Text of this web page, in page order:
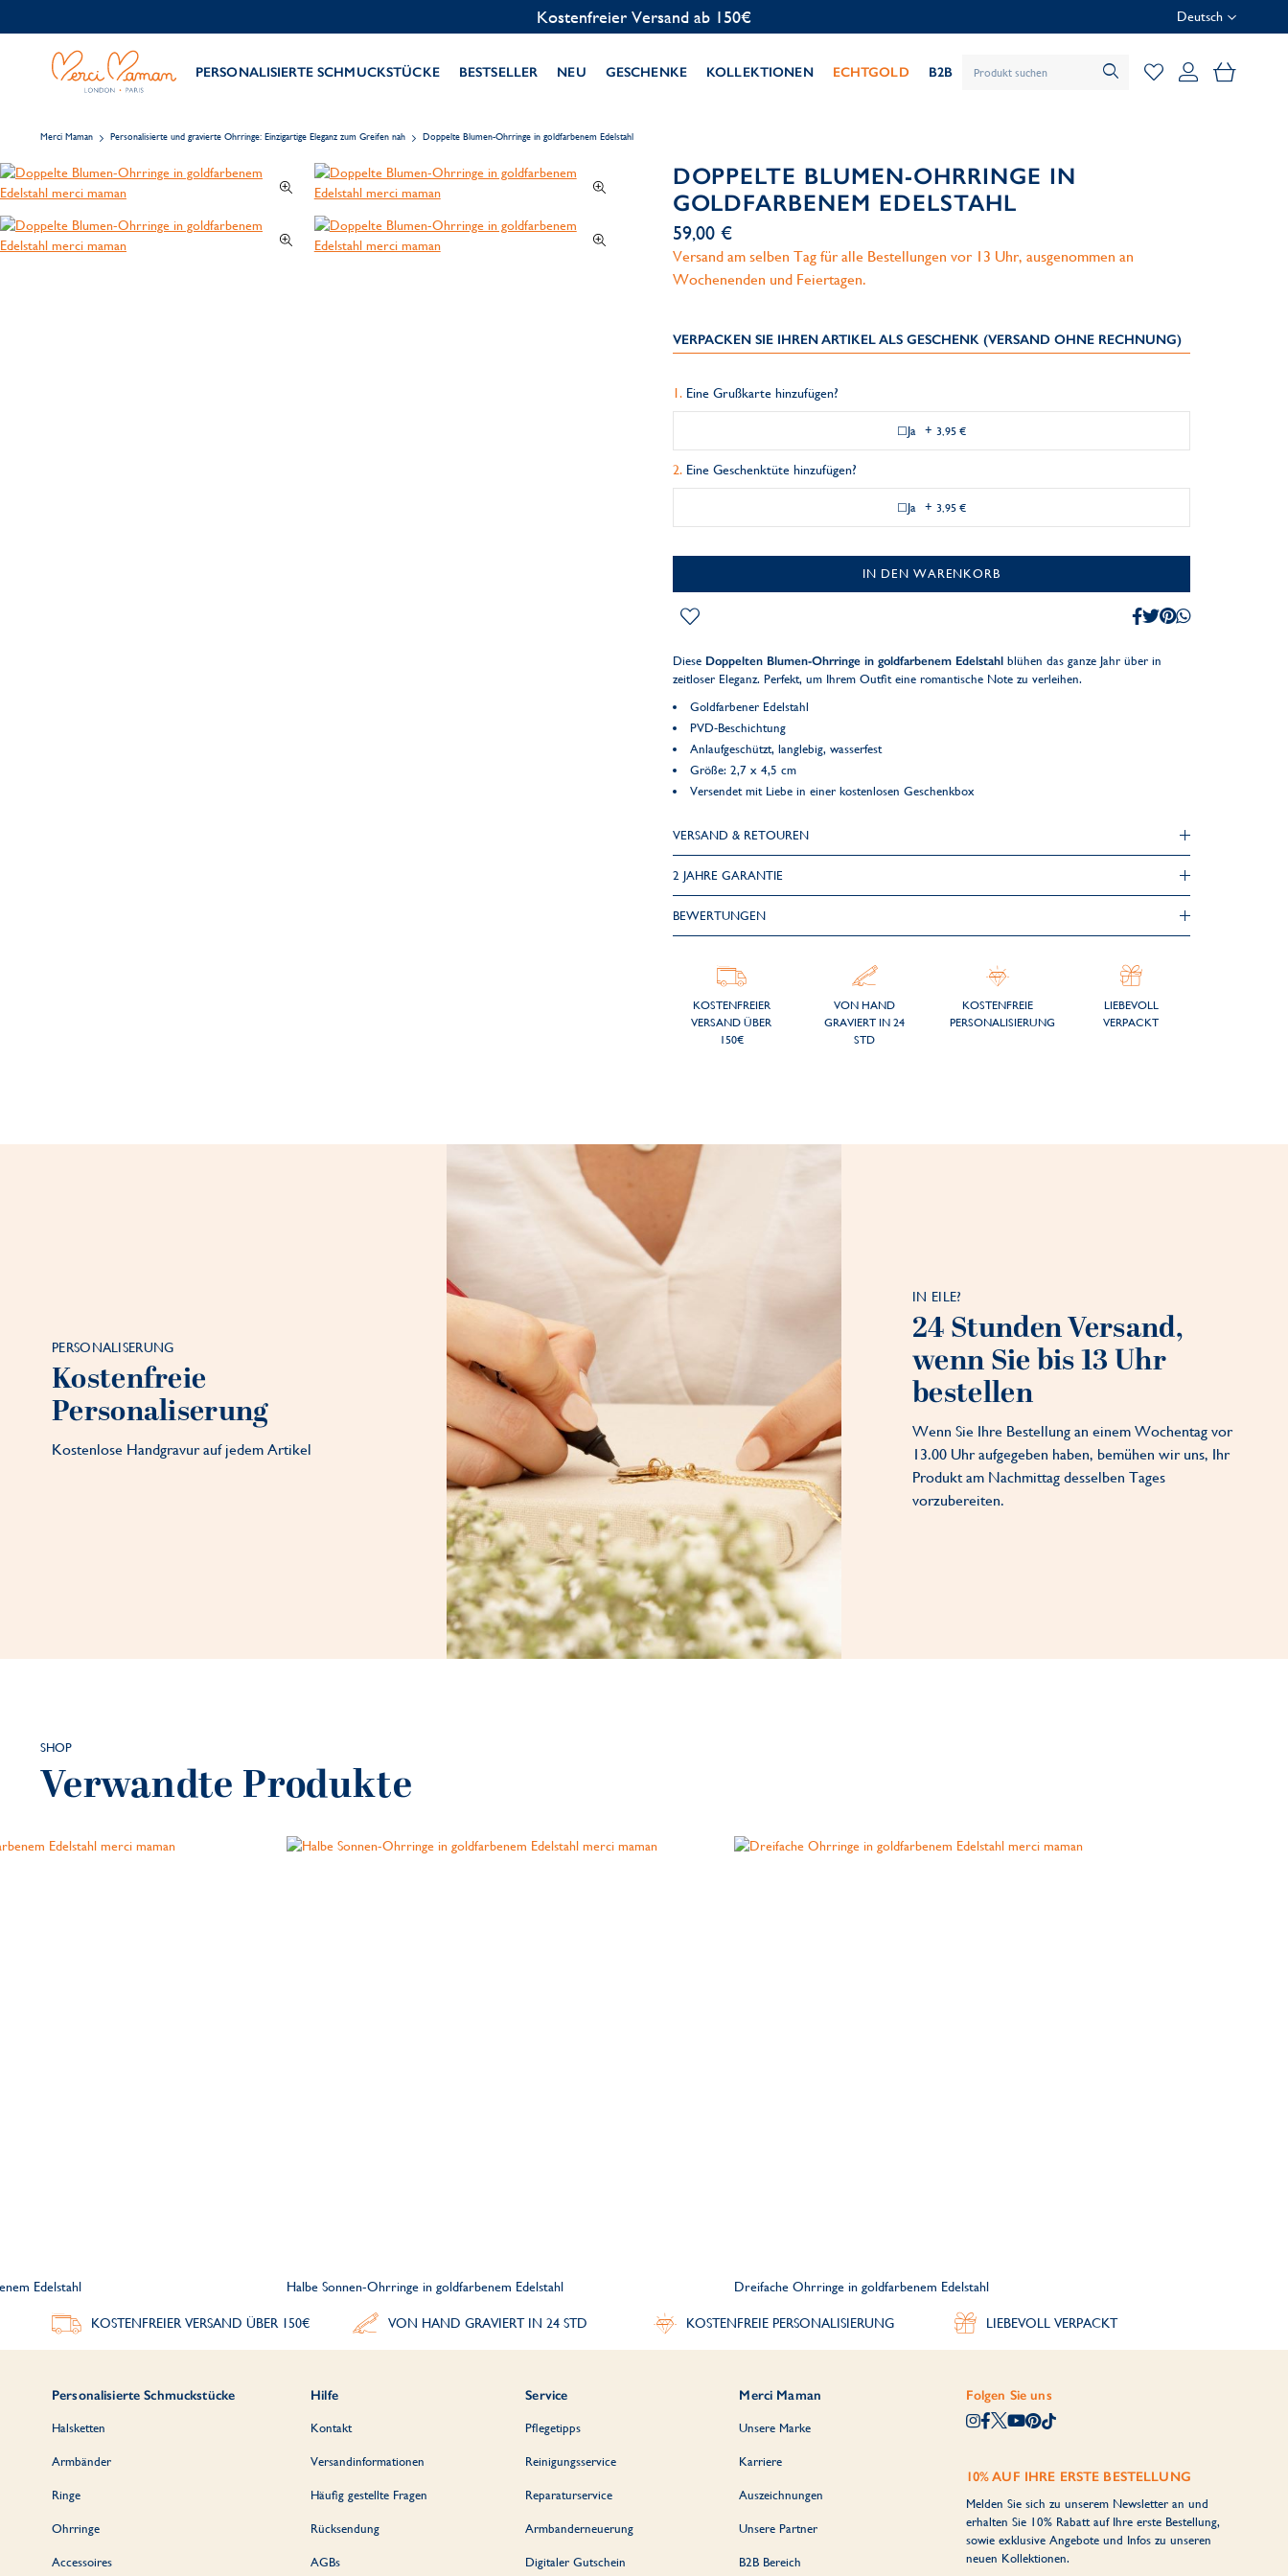
Kostenlose Personalisierung Deutsch
PERSONALISIERTE SCHMUCKSTÜCKE BESTSELLER NEU GESCHENKE KOLLEKTIONEN ECHTGOLD B2B Mein
Merci Maman Personalisierte und gravierte Ohrringe: Einzigartige Eleganz zum Greifen nah Doppelte Blumen-Ohrringe in goldfarbenem Edelstahl
DOPPELTE BLUMEN-OHRRINGE IN
GOLDFARBENEM EDELSTAHL
59,00 €
Versand am selben Tag für alle Bestellungen vor 13 Uhr, ausgenommen an
Wochenenden und Feiertagen.
VERPACKEN SIE IHREN ARTIKEL ALS GESCHENK (VERSAND OHNE RECHNUNG)
Eine Grußkarte hinzufügen?
Ja + 3,95 €
Eine Geschenktüte hinzufügen?
Ja + 3,95 €
IN DEN WARENKORB
Diese Doppelten Blumen-Ohrringe in goldfarbenem Edelstahlblühen das ganze Jahr über in
zeitloser Eleganz. Perfekt, um Ihrem Outfit eine romantische Note zu verleihen.
Goldfarbener Edelstahl
PVD-Beschichtung
Anlaufgeschützt, langlebig, wasserfest
Größe: 2,7 x 4,5 cm
Versendet mit Liebe in einer kostenlosen Geschenkbox
VERSAND & RETOUREN
2 JAHRE GARANTIE
BEWERTUNGEN
KOSTENFREIER
VERSAND ÜBER
150€
VON HAND
GRAVIERT IN 24
STD
KOSTENFREIE
PERSONALISIERUNG
LIEBEVOLL
VERPACKT
PERSONALISERUNG
Kostenfreie
Personaliserung
Kostenlose Handgravur auf jedem Artikel
IN EILE?
24 Stunden Versand,
wenn Sie bis 13 Uhr
bestellen
Wenn Sie Ihre Bestellung an einem Wochentag vor
13.00 Uhr aufgegeben haben, bemühen wir uns, Ihr
Produkt am Nachmittag desselben Tages
vorzubereiten.
SHOP
Verwandte Produkte
Edelstahl Halbe Sonnen-Ohrringe in goldfarbenem Edelstahl Dreifache Ohrringe in goldfarbenem Edelstahl
KOSTENFREIER VERSAND ÜBER 150€ VON HAND GRAVIERT IN 24 STD KOSTENFREIE PERSONALISIERUNG LIEBEVOLL VERPACKT
Personalisierte Schmuckstücke
Halsketten
Armbänder
Ringe
Ohrringe
Accessoires
Hilfe
Kontakt
Versandinformationen
Häufig gestellte Fragen
Rücksendung
AGBs
Service
Pflegetipps
Reinigungsservice
Reparaturservice
Armbanderneuerung
Digitaler Gutschein
Merci Maman
Unsere Marke
Karriere
Auszeichnungen
Unsere Partner
B2B Bereich
Folgen Sie uns
10% AUF IHRE ERSTE BESTELLUNG
Melden Sie sich zu unserem Newsletter an und
erhalten Sie 10% Rabatt auf Ihre erste Bestellung,
sowie exklusive Angebote und Infos zu unseren
neuen Kollektionen.